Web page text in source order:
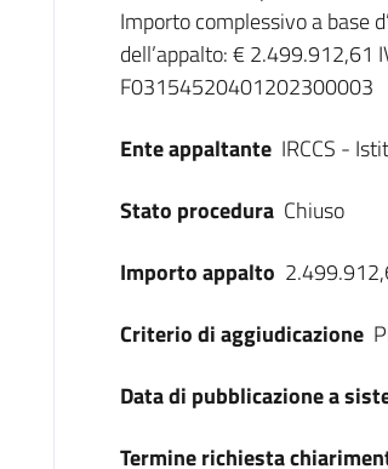
Importo complessivo a base
dell’appalto: € 2.499.912,61
F03154520401202300003
Ente appaltante IRCCS -
Stato procedura Chiuso
Importo appalto
Criterio di aggiudicazione
Data di pubblicazione a
Termine richiesta